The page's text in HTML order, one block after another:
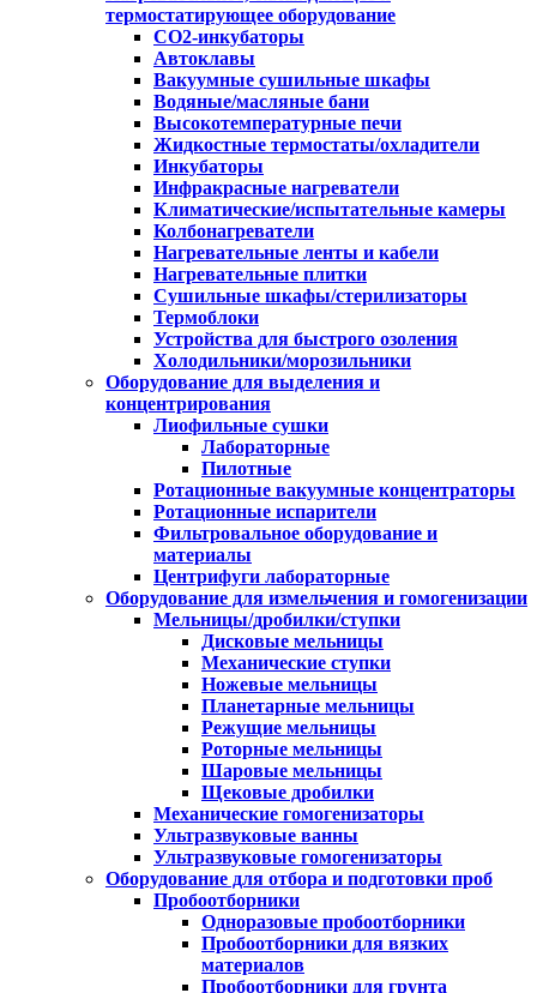
термостатирующее оборудование
CO2-инкубаторы
Автоклавы
Вакуумные сушильные шкафы
Водяные/масляные бани
Высокотемпературные печи
Жидкостные термостаты/охладители
Инкубаторы
Инфракрасные нагреватели
Климатические/испытательные камеры
Колбонагреватели
Нагревательные ленты и кабели
Нагревательные плитки
Сушильные шкафы/стерилизаторы
Термоблоки
Устройства для быстрого озоления
Холодильники/морозильники
Оборудование для выделения и
концентрирования
Лиофильные сушки
Лабораторные
Пилотные
Ротационные вакуумные концентраторы
Ротационные испарители
Фильтровальное оборудование и
материалы
Центрифуги лабораторные
Оборудование для измельчения и гомогенизации
Мельницы/дробилки/ступки
Дисковые мельницы
Механические ступки
Ножевые мельницы
Планетарные мельницы
Режущие мельницы
Роторные мельницы
Шаровые мельницы
Щековые дробилки
Механические гомогенизаторы
Ультразвуковые ванны
Ультразвуковые гомогенизаторы
Оборудование для отбора и подготовки проб
Пробоотборники
Одноразовые пробоотборники
Пробоотборники для вязких
материалов
Пробоотборники для грунта